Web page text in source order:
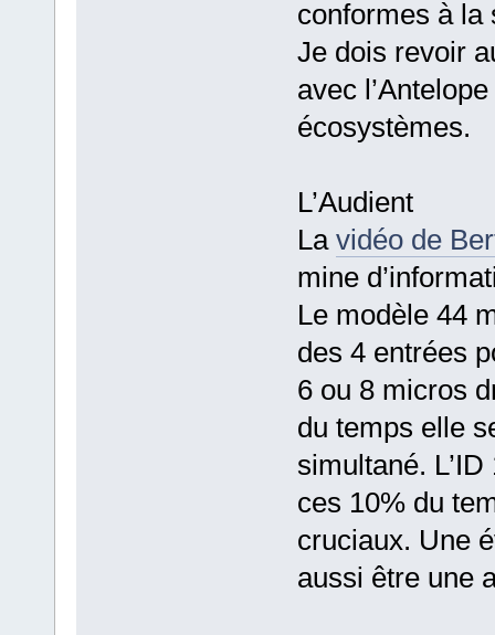
conformes à la
Je dois revoir
avec
écosystèmes.
L’Audient
La vidéo de
mine
Le modèle 44
des 4 entrées
6 ou 8 micros
du temps elle
simultané.
ces 10% du
cruciaux. Une
aussi être une